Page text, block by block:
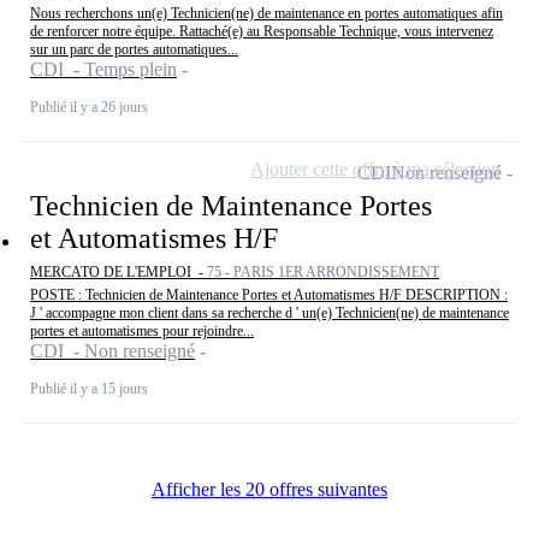
Nous recherchons un(e) Technicien(ne) de maintenance en portes automatiques afin
de renforcer notre équipe. Rattaché(e) au Responsable Technique, vous intervenez
sur un parc de portes automatiques...
CDI - Temps plein
Publié il y a 26 jours
Technicien de Maintenance Portes
et Automatismes H/F
MERCATO DE L'EMPLOI - 75 - PARIS 1ER ARRONDISSEMENT
POSTE : Technicien de Maintenance Portes et Automatismes H/F DESCRIPTION :
J ' accompagne mon client dans sa recherche d ' un(e) Technicien(ne) de maintenance
portes et automatismes pour rejoindre...
CDI - Non renseigné
Publié il y a 15 jours
CDINon renseigné
Ajouter cette offre à ma sélection
Afficher les 20 offres suivantes